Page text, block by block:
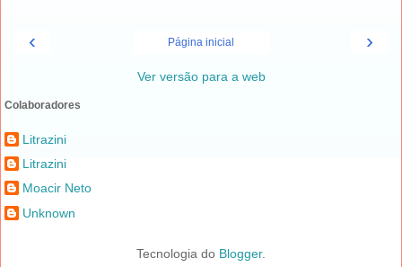
‹ ›
Página inicial
Ver versão para a web
Colaboradores
Litrazini
Litrazini
Moacir Neto
Unknown
Tecnologia do Blogger.